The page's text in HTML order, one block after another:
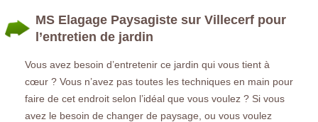
MS Elagage Paysagiste sur Villecerf pour
l’entretien de jardin
Vous avez besoin d’entretenir ce jardin qui vous tient à
cœur ? Vous n’avez pas toutes les techniques en main pour
faire de cet endroit selon l’idéal que vous voulez ? Si vous
avez le besoin de changer de paysage, ou vous voulez